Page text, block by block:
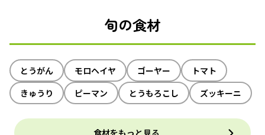
旬の食材
とうがん モロヘイヤ ゴーヤー
トマト
きゅうり
ピーマン とうもろこし ズッキーニ